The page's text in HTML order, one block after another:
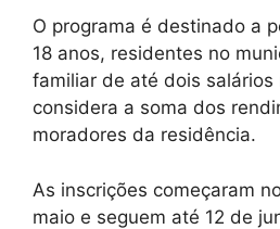
O programa é destinado a
18 anos, residentes no
familiar de até dois salários
considera a soma dos
moradores da residência.
As inscrições começaram
maio e seguem até 12 de